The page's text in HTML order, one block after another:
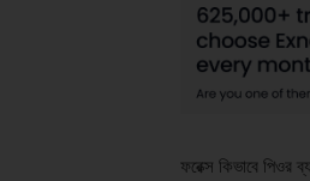
ফরেক্স কিভাবে পিওর